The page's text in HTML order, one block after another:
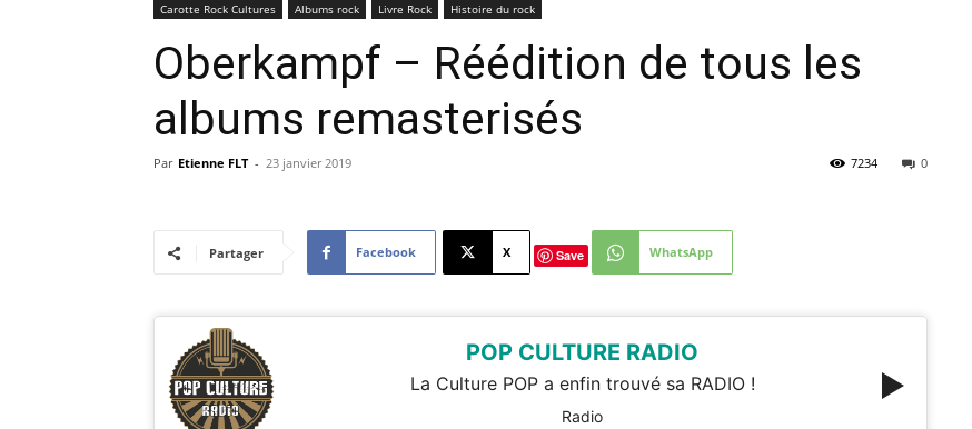
Carotte Rock Cultures Albums rock Livre Rock Histoire du rock
Oberkampf – Réédition de tous les
albums remasterisés
Par Etienne FLT - 23 janvier 2019 0
7234
Partager Facebook X Save WhatsApp
POP CULTURE RADIO
La Culture POP a enfin trouvé sa RADIO !
Radio